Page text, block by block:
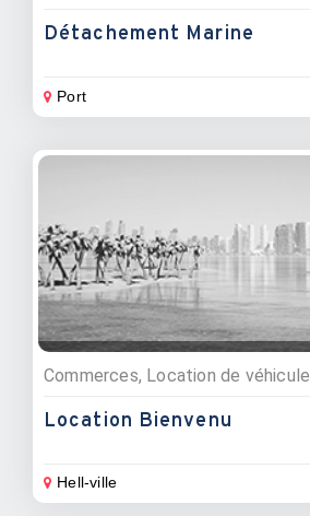
Détachement Marine
Port
Commerces, Location de véhicule
Location Bienvenu
Hell-ville